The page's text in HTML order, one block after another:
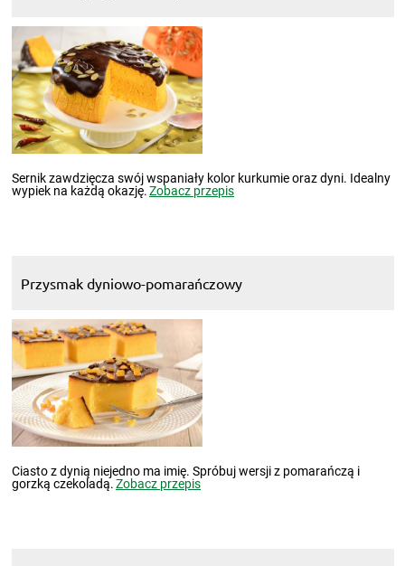
Sernik zawdzięcza swój wspaniały kolor kurkumie oraz dyni. Idealny
wypiek na każdą okazję.Zobacz przepis
Przysmak dyniowo-pomarańczowy
Ciasto z dynią niejedno ma imię. Spróbuj wersji z pomarańczą i
gorzką czekoladą.Zobacz przepis